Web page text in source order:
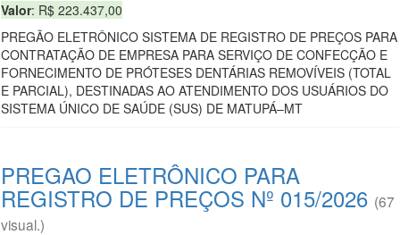
Valor: R$ 223.437,00
PREGÃO ELETRÔNICO SISTEMA DE REGISTRO DE PREÇOS PARA
CONTRATAÇÃO DE EMPRESA PARA SERVIÇO DE CONFECÇÃO E
FORNECIMENTO DE PRÓTESES DENTÁRIAS REMOVÍVEIS (TOTAL
E PARCIAL), DESTINADAS AO ATENDIMENTO DOS USUÁRIOS DO
SISTEMA ÚNICO DE SAÚDE (SUS) DE MATUPÁ–MT
PREGAO ELETRÔNICO PARA
REGISTRO DE PREÇOS Nº 015/2026 (67
visual.)